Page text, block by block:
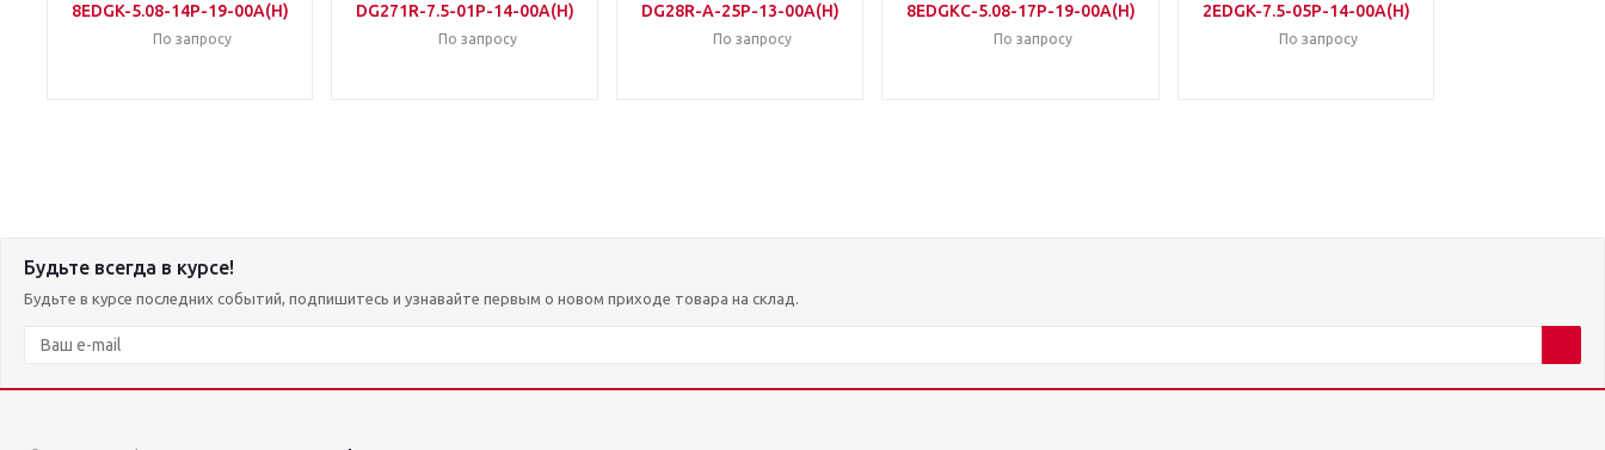
8EDGK-5.08-14P-19-00A(H)
По запросу
DG271R-7.5-01P-14-00A(H)
По запросу
DG28R-A-25P-13-00A(H)
По запросу
8EDGKC-5.08-17P-19-00A(H)
По запросу
2EDGK-7.5-05P-14-00A(H)
По запросу
Будьте всегда в курсе!
Будьте в курсе последних событий, подпишитесь и узнавайте первым о новом приходе товара на склад.